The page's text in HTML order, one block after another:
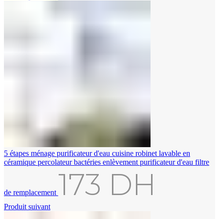
5 étapes ménage purificateur d'eau cuisine robinet lavable en
céramique percolateur bactéries enlèvement purificateur d'eau filtre
de remplacement 173 DH
Produit suivant